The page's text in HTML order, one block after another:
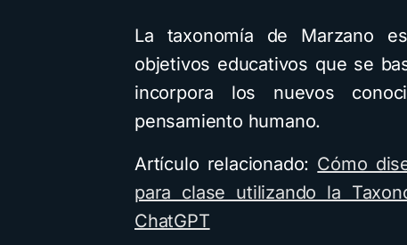
La taxonomía de Marzano
objetivos educativos que se
incorpora los nuevos
pensamiento humano.
Artículo relacionado: Cómo
para clase utilizando la
ChatGPT